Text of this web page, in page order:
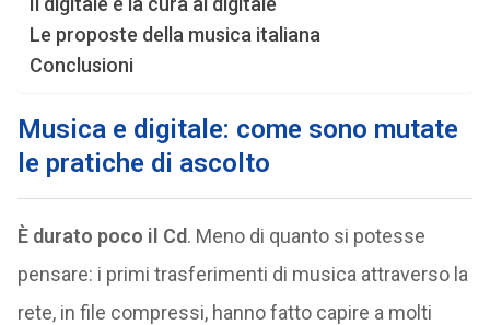
Le proposte della musica italiana
Conclusioni
Musica e digitale: come sono mutate
le pratiche di ascolto
È durato poco il Cd. Meno di quanto si potesse
pensare: i primi trasferimenti di musica attraverso la
rete, in file compressi, hanno fatto capire a molti